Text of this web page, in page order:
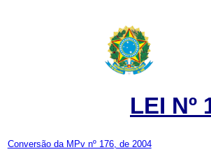
LEI Nº
Conversão da MPv nº 176, de 2004